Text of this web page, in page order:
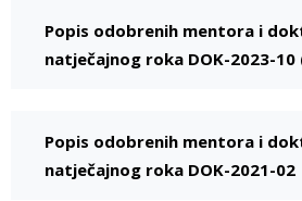
Popis odobrenih mentora i
natječajnog roka DOK-2023-10
Popis odobrenih mentora i
natječajnog roka DOK-2021-02